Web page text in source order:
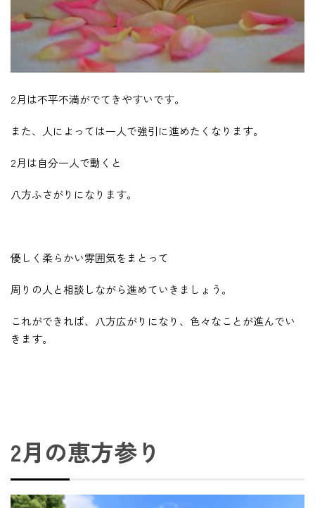
2月は不平不満がでてきやすいです。
また、人によっては一人で強引に進めたくなります。
2月は自分一人で動くと
八方ふさがりになります。
優しく柔らかい雰囲気をまとって
周りの人と相談しながら進めていきましょう。
これができれば、八方広がりになり、色々なことが進んでい
きます。
2月の恵方参り